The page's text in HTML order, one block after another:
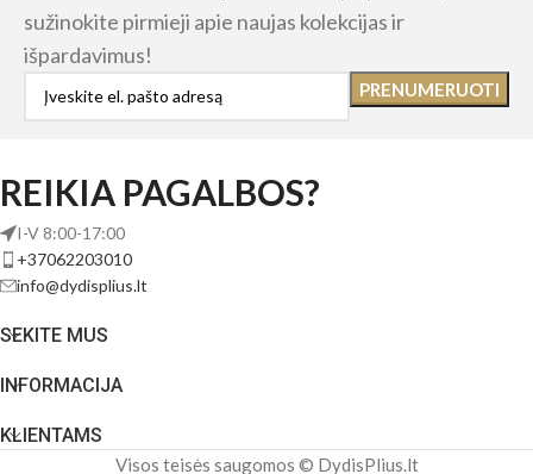
sužinokite pirmieji apie naujas kolekcijas ir
išpardavimus!
REIKIA PAGALBOS?
I-V 8:00-17:00
+37062203010
info@dydisplius.lt
SEKITE MUS
INFORMACIJA
KLIENTAMS
Visos teisės saugomos © DydisPlius.lt